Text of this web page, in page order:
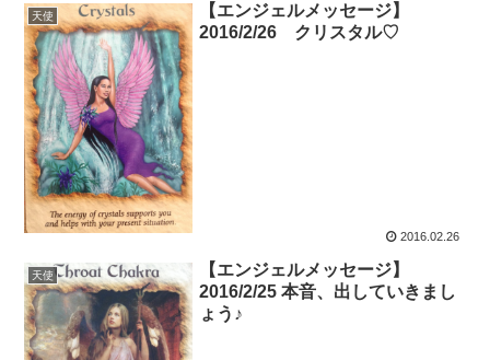
天使
【エンジェルメッセージ】
2016/2/26 クリスタル♡
2016.02.26
天使
【エンジェルメッセージ】
2016/2/25 本音、出していきまし
ょう♪